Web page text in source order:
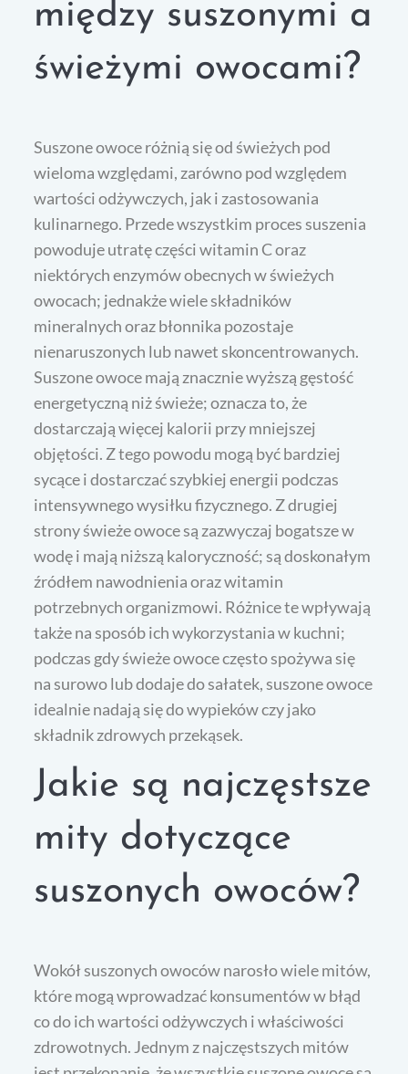
między suszonymi a
świeżymi owocami?
Suszone owoce różnią się od świeżych pod
wieloma względami, zarówno pod względem
wartości odżywczych, jak i zastosowania
kulinarnego. Przede wszystkim proces suszenia
powoduje utratę części witamin C oraz
niektórych enzymów obecnych w świeżych
owocach; jednakże wiele składników
mineralnych oraz błonnika pozostaje
nienaruszonych lub nawet skoncentrowanych.
Suszone owoce mają znacznie wyższą gęstość
energetyczną niż świeże; oznacza to, że
dostarczają więcej kalorii przy mniejszej
objętości. Z tego powodu mogą być bardziej
sycące i dostarczać szybkiej energii podczas
intensywnego wysiłku fizycznego. Z drugiej
strony świeże owoce są zazwyczaj bogatsze w
wodę i mają niższą kaloryczność; są doskonałym
źródłem nawodnienia oraz witamin
potrzebnych organizmowi. Różnice te wpływają
także na sposób ich wykorzystania w kuchni;
podczas gdy świeże owoce często spożywa się
na surowo lub dodaje do sałatek, suszone owoce
idealnie nadają się do wypieków czy jako
składnik zdrowych przekąsek.
Jakie są najczęstsze
mity dotyczące
suszonych owoców?
Wokół suszonych owoców narosło wiele mitów,
które mogą wprowadzać konsumentów w błąd
co do ich wartości odżywczych i właściwości
zdrowotnych. Jednym z najczęstszych mitów